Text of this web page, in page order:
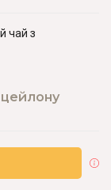
чай з
цейлону